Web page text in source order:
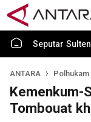
Seputar
ANTARA Polhukam
Kemenkum-
Tombouat